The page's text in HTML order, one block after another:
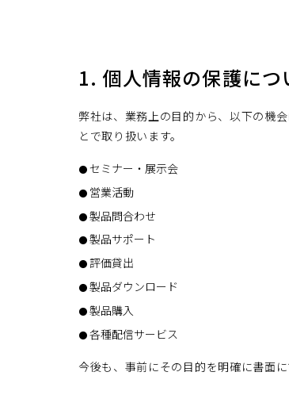
1. 個人情報の保護につ
弊社は、業務上の目的から、以下の機
とで取り扱います。
セミナー・展示会
営業活動
製品問合わせ
製品サポート
評価貸出
製品ダウンロード
製品購入
各種配信サービス
今後も、事前にその目的を明確に書面